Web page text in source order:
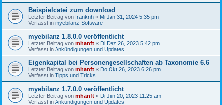
Beispieldatei zum download
Letzter Beitrag von franknh « Mi Jan 31, 2024 5:35 pm
Verfasst in myebilanz-Software
myebilanz 1.8.0.0 veröffentlicht
Letzter Beitrag von mhanft « Di Dez 26, 2023 5:42 pm
Verfasst in Ankündigungen und Updates
Eigenkapital bei Personengesellschaften ab Taxonomie 6.6
Letzter Beitrag von mhanft « Do Okt 26, 2023 6:26 pm
Verfasst in Tipps und Tricks
myebilanz 1.7.0.0 veröffentlicht
Letzter Beitrag von mhanft « Di Jun 20, 2023 11:25 am
Verfasst in Ankündigungen und Updates